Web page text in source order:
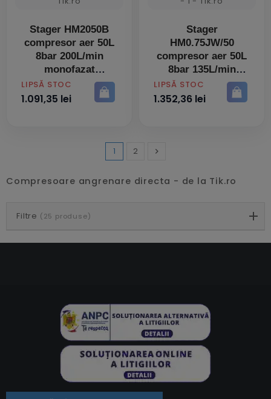
Filtre (25 produse)
Stager HM2050B
compresor aer 50L
8bar 200L/min
monofazat
angrenare directa
PRET
LIPSĂ STOC
1.091,35 lei
Stager
HM0.75JW/50
compresor aer 50L
8bar 135L/min
monofazat
angrenare directa
PRET
LIPSĂ STOC
1.352,36 lei
1 2 Inainte

Compresoare angrenare directa - de la Tik.ro